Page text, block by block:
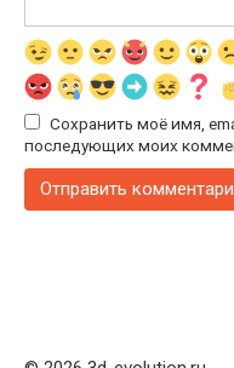
Сохранить моё имя,
последующих моих